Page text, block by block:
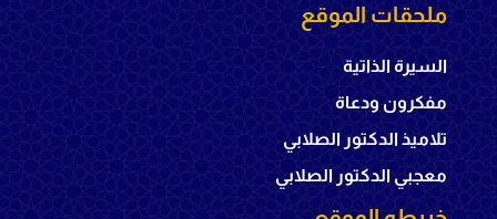
ملحقات الموقع
السيرة الذاتية
مفكرون ودعاة
تلاميذ الدكتور الصلابي
معجبي الدكتور الصلابي